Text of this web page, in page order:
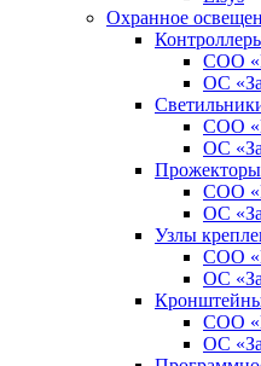
Охранное
СОО
ОС
СОО
ОС
Прожекторы
СОО
ОС
Узлы
СОО
ОС
СОО
ОС